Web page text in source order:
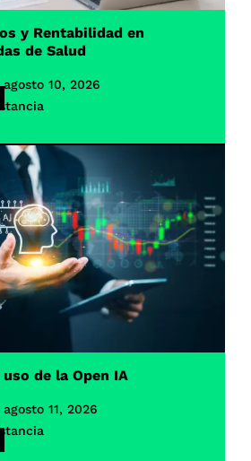
y Rentabilidad en
de Salud
agosto 10, 2026
de la Open IA
agosto 11, 2026